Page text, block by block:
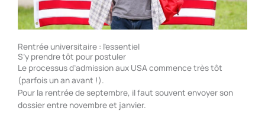
Rentrée universitaire : l'essentiel
S’y prendre tôt pour postuler
Le processus d’admission aux USA commence très tôt
(parfois un an avant !).
Pour la rentrée de septembre, il faut souvent envoyer son
dossier entre novembre et janvier.